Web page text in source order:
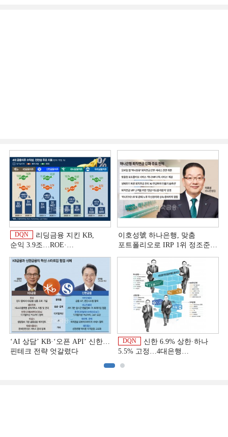
DQN
리딩금융 지킨 KB,
순익 3.9조…ROE·
상반기 금융 리그테이블]
이호성號 하나은행, 맞춤
포트폴리오로 IRP 1위 정조준
‘AI 상담’ KB·‘오픈 API’ 신한…
핀테크 전략 엇갈렸다
DQN
신한 6.9% 상한·하나
5.5% 고정…4대은행